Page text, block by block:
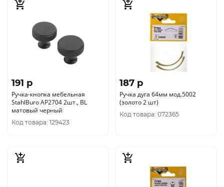
191 p
Ручка-кнопка мебельная
StahlBuro AP2704 2шт., BL
матовый черный
Код товара: 129423
187 p
Ручка дуга 64мм мод.5002
(золото 2 шт)
Код товара: 072365